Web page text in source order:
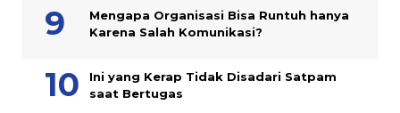
Mengapa Organisasi Bisa Runtuh hanya
Karena Salah Komunikasi?
Ini yang Kerap Tidak Disadari Satpam
saat Bertugas